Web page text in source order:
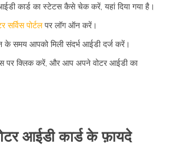
कार्ड का स्टेटस कैसे चेक करें, यहां दिया गया है।
सर्विस पोर्टलपर लॉग ऑन करें।
के समय आपको मिली संदर्भ आईडी दर्ज करें।
पर क्लिक करें, और आप अपने वोटर आईडी का
आईडी कार्ड के फ़ायदे